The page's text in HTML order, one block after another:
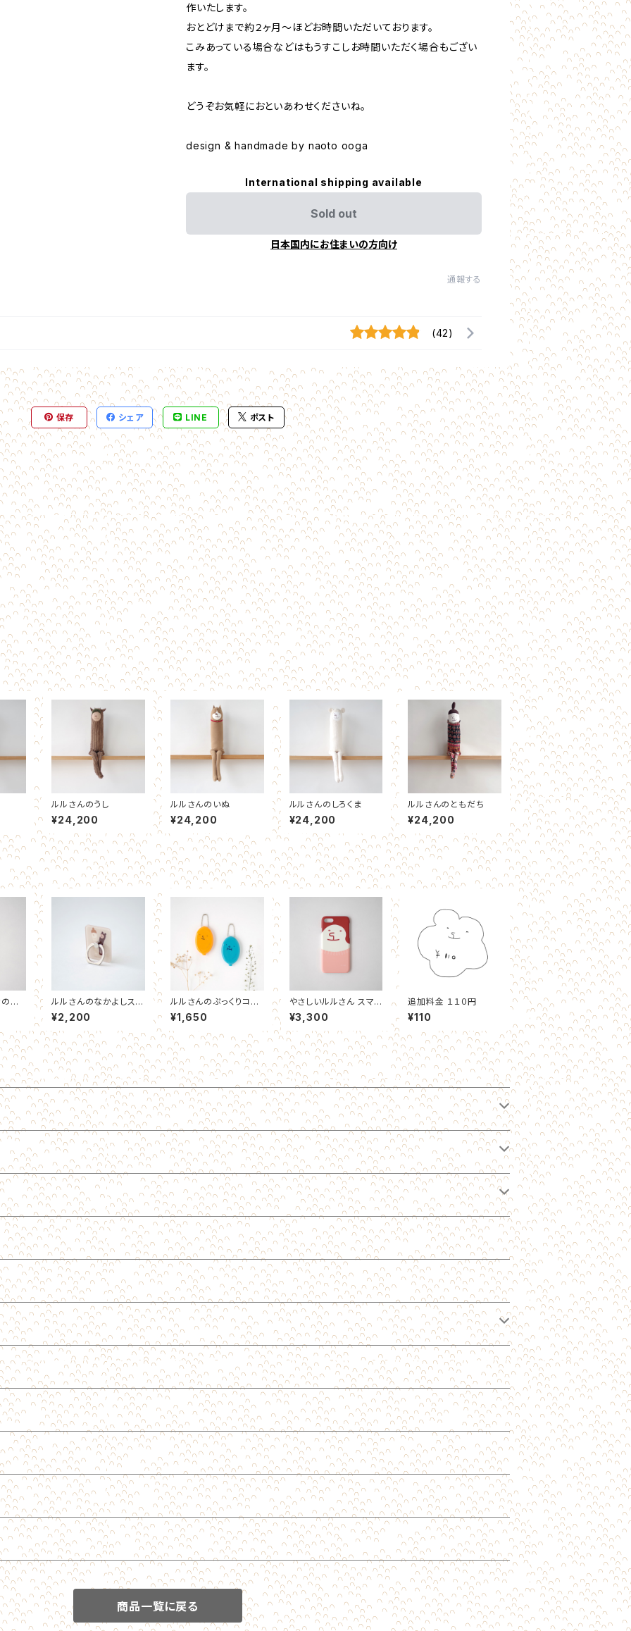
作いたします。
おとどけまで約２ヶ月〜ほどお時間いただいております。
こみあっている場合などはもうすこしお時間いただく場合もござい
ます。
どうぞお気軽におといあわせくださいね。
design & handmade by naoto ooga
International shipping available
Sold out
日本国内にお住まいの方向け
通報する
(42)
保存 シェア LINE ポスト
ルルさんのうし
¥24,200
ルルさんのいぬ
¥24,200
ルルさんのしろくま
¥24,200
ルルさんのともだち
¥24,200
こ
ルルさんのなかよしスマ
ホリング
¥2,200
ルルさんのぷっくりコイ
ンケース
¥1,650
やさしいルルさん スマ
ホケース
¥3,300
追加料金 １１０円
¥110
商品一覧に戻る